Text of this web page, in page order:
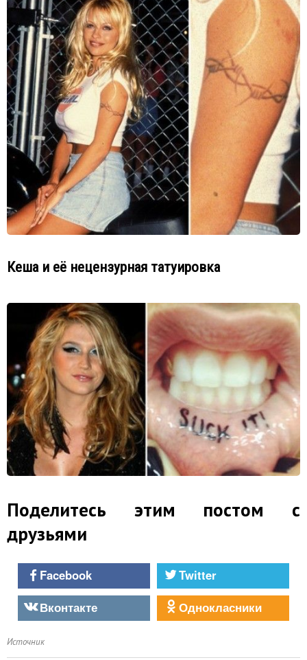
Кеша и её нецензурная татуировка
Поделитесь этим постом с
друзьями
Facebook
Twitter
Вконтакте
Однокласники
Источник